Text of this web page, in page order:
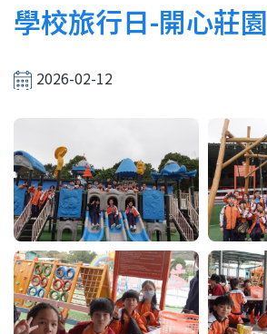
學校旅行日-開心莊園
2026-02-12